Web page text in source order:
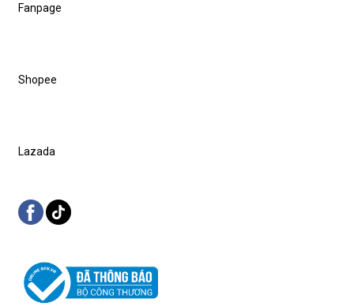
Fanpage
Shopee
Lazada